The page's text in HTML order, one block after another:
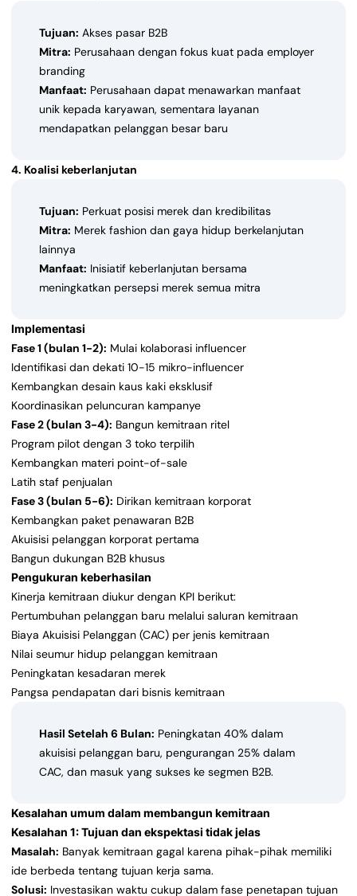
Tujuan: Akses pasar B2B
Mitra: Perusahaan dengan fokus kuat pada employer
branding
Manfaat: Perusahaan dapat menawarkan manfaat
unik kepada karyawan, sementara layanan
mendapatkan pelanggan besar baru
4. Koalisi keberlanjutan
Tujuan: Perkuat posisi merek dan kredibilitas
Mitra: Merek fashion dan gaya hidup berkelanjutan
lainnya
Manfaat: Inisiatif keberlanjutan bersama
meningkatkan persepsi merek semua mitra
Implementasi
Fase 1 (bulan 1-2): Mulai kolaborasi influencer
Identifikasi dan dekati 10-15 mikro-influencer
Kembangkan desain kaus kaki eksklusif
Koordinasikan peluncuran kampanye
Fase 2 (bulan 3-4): Bangun kemitraan ritel
Program pilot dengan 3 toko terpilih
Kembangkan materi point-of-sale
Latih staf penjualan
Fase 3 (bulan 5-6): Dirikan kemitraan korporat
Kembangkan paket penawaran B2B
Akuisisi pelanggan korporat pertama
Bangun dukungan B2B khusus
Pengukuran keberhasilan
Kinerja kemitraan diukur dengan KPI berikut:
Pertumbuhan pelanggan baru melalui saluran kemitraan
Biaya Akuisisi Pelanggan (CAC) per jenis kemitraan
Nilai seumur hidup pelanggan kemitraan
Peningkatan kesadaran merek
Pangsa pendapatan dari bisnis kemitraan
Hasil Setelah 6 Bulan: Peningkatan 40% dalam
akuisisi pelanggan baru, pengurangan 25% dalam
CAC, dan masuk yang sukses ke segmen B2B.
Kesalahan umum dalam membangun kemitraan
Kesalahan 1: Tujuan dan ekspektasi tidak jelas
Masalah: Banyak kemitraan gagal karena pihak-pihak memiliki
ide berbeda tentang tujuan kerja sama.
Solusi: Investasikan waktu cukup dalam fase penetapan tujuan